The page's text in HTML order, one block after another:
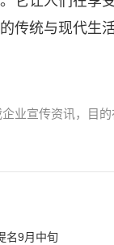
传统与现代生
业宣传资讯，目
名9月中旬